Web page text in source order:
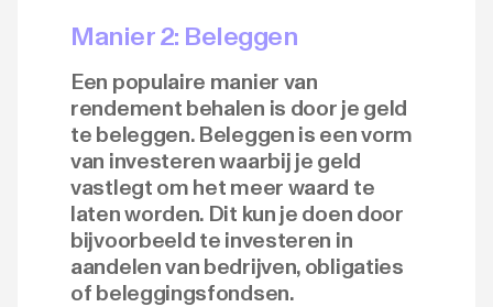
Manier 2: Beleggen
Een populaire manier van
rendement behalen is door je geld
te beleggen. Beleggen is een vorm
van investeren waarbij je geld
vastlegt om het meer waard te
laten worden. Dit kun je doen door
bijvoorbeeld te investeren in
aandelen van bedrijven, obligaties
of beleggingsfondsen.